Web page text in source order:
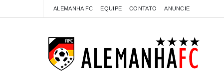
ALEMANHA FC EQUIPE CONTATO ANUNCIE